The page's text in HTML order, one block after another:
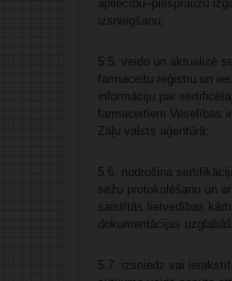
apliecību–piespraužu
izsniegšanu;
5.5. veido un aktualizē
farmaceitu reģistru un
informāciju par
farmaceitiem Veselības
Zāļu valsts aģentūrā;
5.6. nodrošina
sēžu protokolēšanu un
saistītās lietvedības
dokumentācijas
5.7. izsniedz vai